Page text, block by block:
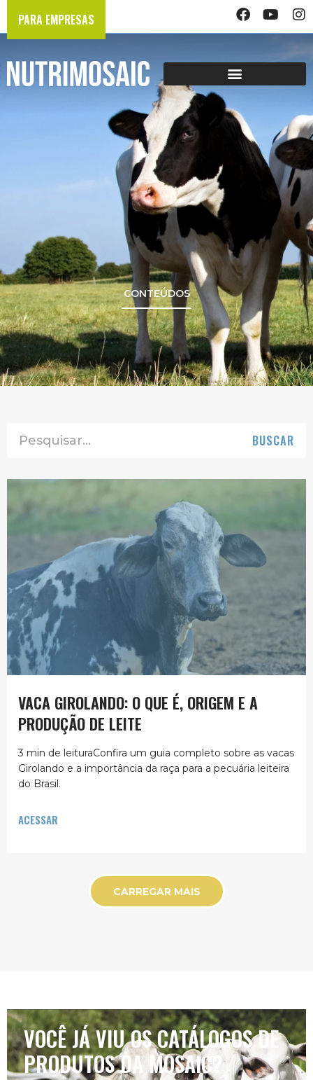
PARA EMPRESAS
CONTEÚDOS
BUSCAR
VACA GIROLANDO: O QUE É, ORIGEM E A
PRODUÇÃO DE LEITE
3 min de leituraConfira um guia completo sobre as vacas
Girolando e a importância da raça para a pecuária leiteira
do Brasil.
ACESSAR
CARREGAR MAIS
VOCÊ JÁ VIU OS CATÁLOGOS DE
PRODUTOS DA MOSAIC?